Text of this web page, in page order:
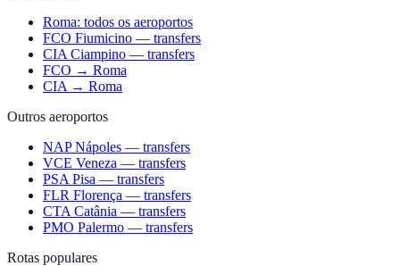
Roma: todos os aeroportos
FCO Fiumicino — transfers
CIA Ciampino — transfers
FCO → Roma
CIA → Roma
Outros aeroportos
NAP Nápoles — transfers
VCE Veneza — transfers
PSA Pisa — transfers
FLR Florença — transfers
CTA Catânia — transfers
PMO Palermo — transfers
Rotas populares